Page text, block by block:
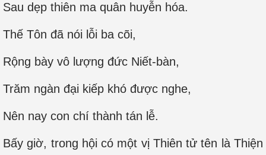
Sau dẹp thiên ma quân huyễn hóa.
Thế Tôn đã nói lỗi ba cõi,
Rộng bày vô lượng đức Niết-bàn,
Trăm ngàn đại kiếp khó được nghe,
Nên nay con chí thành tán lễ.
Bấy giờ, trong hội có một vị Thiên tử tên là Thiện